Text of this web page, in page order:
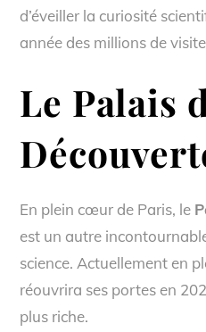
d’éveiller la curiosité
année des millions de
Le Palais
En plein cœur de Paris, le
est un autre
science. Actuellement en
réouvrira ses portes en
plus riche.